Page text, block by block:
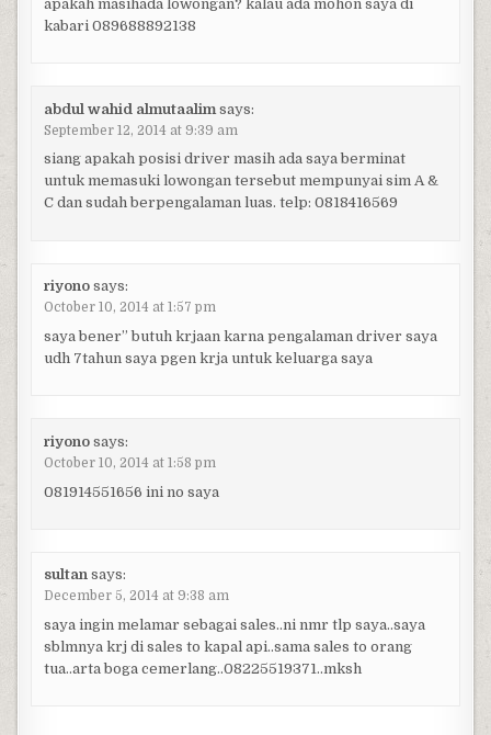
apakah masihada lowongan? kalau ada mohon saya di
kabari 089688892138
abdul wahid almutaalim says:
September 12, 2014 at 9:39 am
siang apakah posisi driver masih ada saya berminat
untuk memasuki lowongan tersebut mempunyai sim A &
C dan sudah berpengalaman luas. telp: 0818416569
riyono says:
October 10, 2014 at 1:57 pm
saya bener” butuh krjaan karna pengalaman driver saya
udh 7tahun saya pgen krja untuk keluarga saya
riyono says:
October 10, 2014 at 1:58 pm
081914551656 ini no saya
sultan says:
December 5, 2014 at 9:38 am
saya ingin melamar sebagai sales..ni nmr tlp saya..saya
sblmnya krj di sales to kapal api..sama sales to orang
tua..arta boga cemerlang..08225519371..mksh